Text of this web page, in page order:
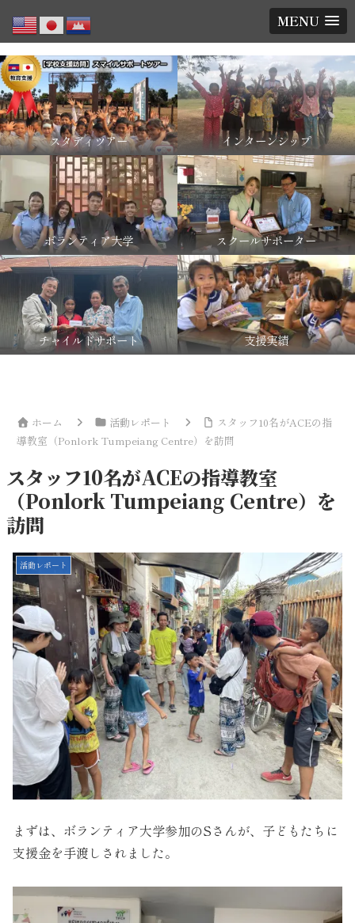
MENU
スタディツアー インターンシップ
ボランティア大学 スクールサポーター
チャイルドサポート 支援実績
ホーム 活動レポート
スタッフ10名がACEの指
導教室（Ponlork Tumpeiang Centre）を訪問
スタッフ10名がACEの指導教室
（Ponlork Tumpeiang Centre）を
訪問
活動レポート
まずは、ボランティア大学参加のSさんが、子どもたちに
支援金を手渡しされました。